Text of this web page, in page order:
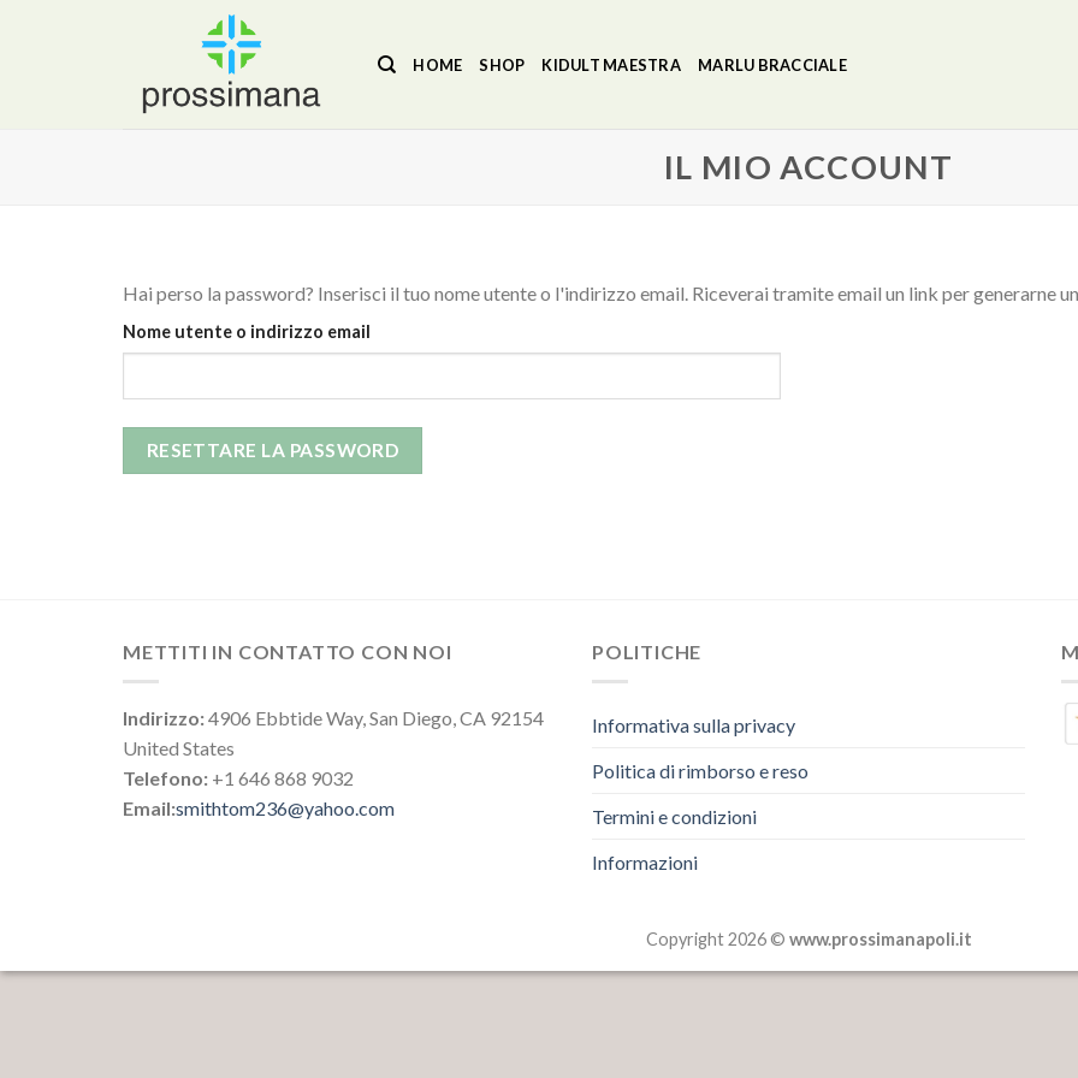
HOME SHOP KIDULT MAESTRA MARLU BRACCIALE
IL MIO ACCOUNT
Hai perso la password? Inserisci il tuo nome utente o l'indirizzo email. Riceverai tramite email un link per generarne
Nome utente o indirizzo email
RESETTARE LA PASSWORD
METTITI IN CONTATTO CON NOI
Indirizzo:4906 Ebbtide Way, San Diego, CA 92154
United States
Telefono: +1 646 868 9032
Email:smithtom236@yahoo.com
POLITICHE
Informativa sulla privacy
Politica di rimborso e reso
Termini e condizioni
Informazioni
Copyright 2026 © www.prossimanapoli.it